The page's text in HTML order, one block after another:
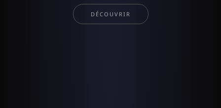
DÉCOUVRIR